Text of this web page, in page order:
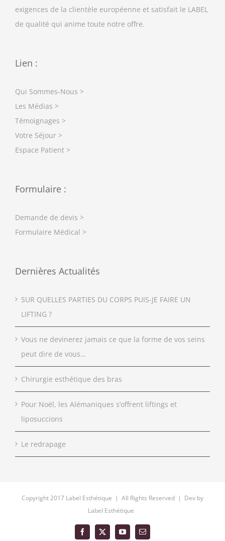
exigences de la clientèle européenne et satisfait le LABEL
de qualité qui anime toute notre offre.
Lien :
Qui Sommes-Nous >
Les Médias >
Témoignages >
Votre Séjour >
Espace Patient >
Formulaire :
Demande de devis >
Formulaire Médical >
Dernières Actualités
SUR QUELLES PARTIES DU CORPS PUIS-JE FAIRE UN
LIFTING ?
Vous ne devinerez jamais ce que la forme de vos seins
peut dire de vous…
Chirurgie esthétique des bras
Pour Noël, les Alémaniques s’offrent liftings et
liposuccions
Le redrapage
Copyright 2017 Label Esthétique | All Rights Reserved | Dev by
Label Esthétique
Facebook
X YouTubeEmail